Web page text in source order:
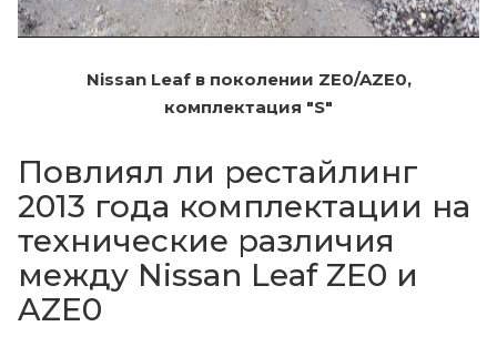
Nissan Leaf в поколении ZE0/AZE0,
комплектация "S"
Повлиял ли рестайлинг
2013 года комплектации на
технические различия
между Nissan Leaf ZE0 и
AZE0